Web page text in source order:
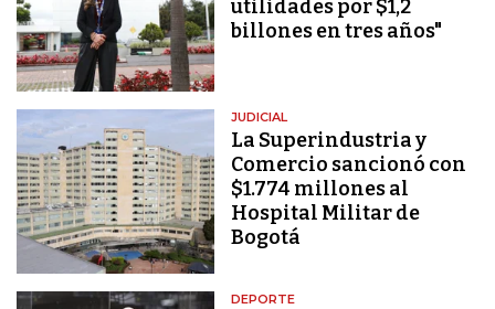
utilidades por $1,2
billones en tres años"
JUDICIAL
La Superindustria y
Comercio sancionó con
$1.774 millones al
Hospital Militar de
Bogotá
DEPORTE